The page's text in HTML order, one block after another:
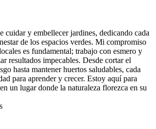
cuidar y embellecer jardines, dedicando cada
de los espacios verdes. Mi compromiso
es fundamental; trabajo con esmero y
resultados impecables. Desde cortar el
hasta mantener huertos saludables, cada
para aprender y crecer. Estoy aquí para
un lugar donde la naturaleza florezca en su